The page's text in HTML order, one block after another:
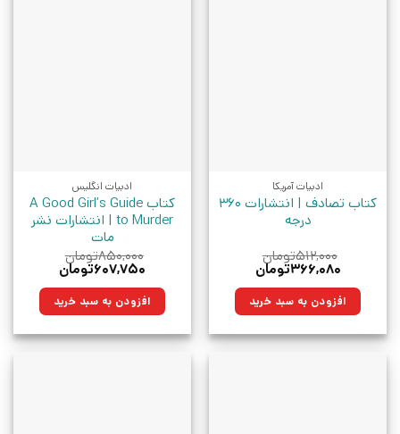
ادبیات آمریکا
کتاب تصادف | انتشارات 360
درجه
۵۱۲,۰۰۰تومان
قیمت
۵۱۲,۰۰۰تومان
بود.
۳۶۶,۰۸۰تومان
۳۶۶,۰۸۰تومان.افزودن به سبد خرید
ادبیات انگلیس
کتاب A Good Girl’s Guide
to Murder | انتشارات نشر
مات
۸۵۰,۰۰۰تومان
قیمت
۸۵۰,۰۰۰تومان
بود.
۶۰۷,۷۵۰تومان
۶۰۷,۷۵۰تومان.افزودن به سبد خرید